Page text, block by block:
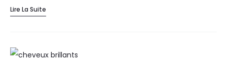
Lire La Suite